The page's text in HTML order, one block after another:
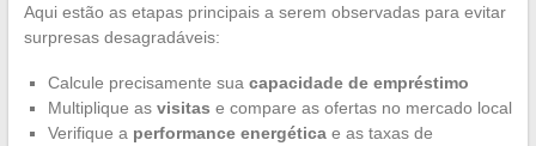
Aqui estão as etapas principais a serem observadas para evitar
surpresas desagradáveis:
Calcule precisamente sua capacidade de empréstimo
Multiplique as visitas e compare as ofertas no mercado local
Verifique a performance energéticae as taxas de